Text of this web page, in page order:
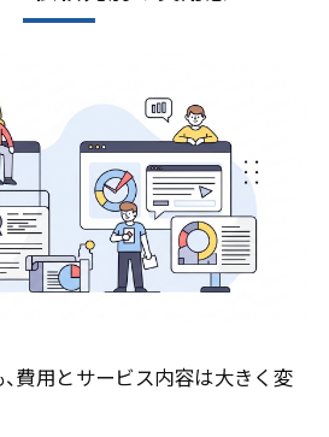
費用とサービス内容は大きく変